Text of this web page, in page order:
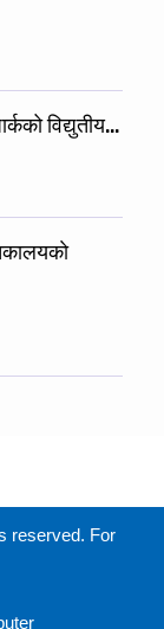
विद्युतीय…
reserved. For